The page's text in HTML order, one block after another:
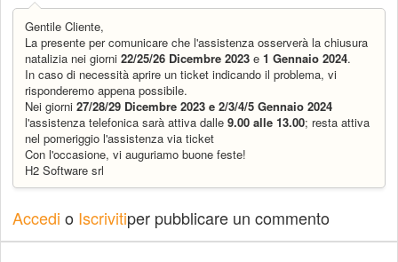
Gentile Cliente,
La presente per comunicare che l'assistenza osserverà la chiusura
natalizia nei giorni 22/25/26 Dicembre 2023 e 1 Gennaio 2024.
In caso di necessità aprire un ticket indicando il problema, vi
risponderemo appena possibile.
Nei giorni 27/28/29 Dicembre 2023 e 2/3/4/5 Gennaio 2024
l'assistenza telefonica sarà attiva dalle 9.00 alle 13.00; resta attiva
nel pomeriggio l'assistenza via ticket
Con l'occasione, vi auguriamo buone feste!
H2 Software srl
Accedi o Iscrivitiper pubblicare un commento